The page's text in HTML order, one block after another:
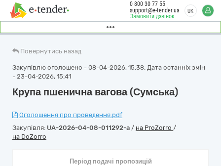
Замовити дзвінок
0 800 30 77 55
support@e-tender.ua
UK
Повернутись назад
Закупівлю оголошено - 08-04-2026, 15:38. Дата останніх змін
- 23-04-2026, 15:41
Крупа пшенична вагова (Сумська)
Оголошення про проведення.pdf
Закупівля: UA-2026-04-08-011292-a / на ProZorro /
на DoZorro
Період подачі пропозицій